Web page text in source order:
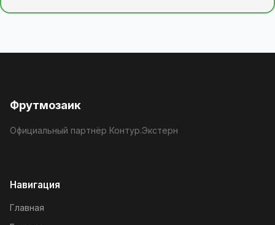
Фрутмозаик
Официальный партнёр Контур.Экстерн
Навигация
Главная